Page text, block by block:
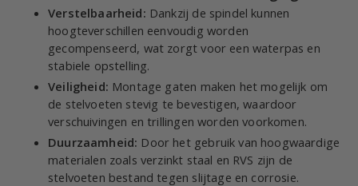
Verstelbaarheid: Dankzij de spindel kunnen
hoogteverschillen eenvoudig worden
gecompenseerd, wat zorgt voor een waterpas en
stabiele opstelling.
Veiligheid: Montage gaten maken het mogelijk om
de stelvoeten stevig te bevestigen, waardoor
verschuivingen en trillingen worden voorkomen.
Duurzaamheid: Door het gebruik van hoogwaardige
materialen zoals verzinkt staal en RVS zijn de
stelvoeten bestand tegen slijtage en corrosie.